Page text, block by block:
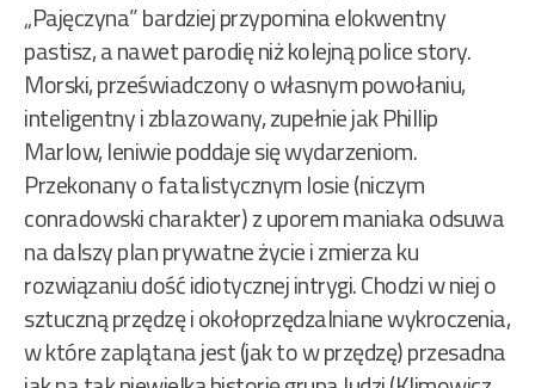
„Pajęczyna” bardziej przypomina elokwentny
pastisz, a nawet parodię niż kolejną police story.
Morski, przeświadczony o własnym powołaniu,
inteligentny i zblazowany, zupełnie jak Phillip
Marlow, leniwie poddaje się wydarzeniom.
Przekonany o fatalistycznym losie (niczym
conradowski charakter) z uporem maniaka odsuwa
na dalszy plan prywatne życie i zmierza ku
rozwiązaniu dość idiotycznej intrygi. Chodzi w niej o
sztuczną przędzę i okołoprzędzalniane wykroczenia,
w które zaplątana jest (jak to w przędzę) przesadna